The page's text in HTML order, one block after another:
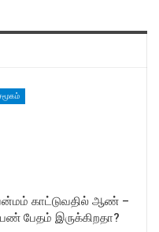
காட்டுவதில் ஆண் –
பேதம் இருக்கிறதா?